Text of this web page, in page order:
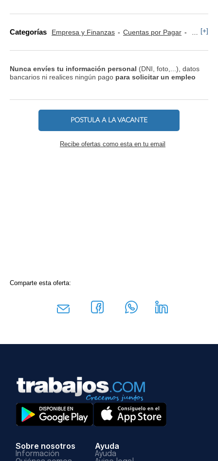
Categorías Empresa y Finanzas Cuentas por Pagar [+]
Nunca envíes tu información personal (DNI, foto,...), datos
bancarios ni realices ningún pago para solicitar un empleo
POSTULA A LA VACANTE
Recibe ofertas como esta en tu email
Comparte esta oferta:
Sobre nosotros
Información
Ayuda
Ayuda